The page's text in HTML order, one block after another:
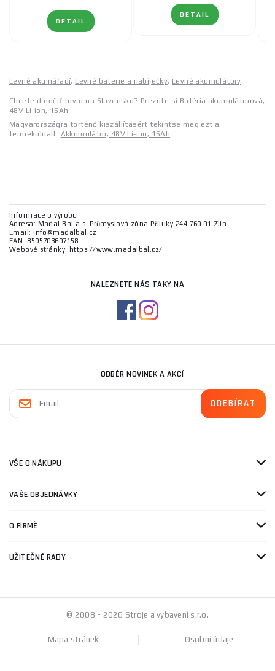
DETAIL
DETAIL
Levné aku nářadí, Levné baterie a nabíječky, Levné akumulátory
Chcete doručiť tovar na Slovensko? Prezrite si Batéria akumulátorová,
48V Li-ion, 15Ah
Magyarországra történő kiszállításért tekintse meg ezt a
termékoldalt: Akkumulátor, 48V Li-ion, 15Ah
Informace o výrobci
Adresa: Madal Bal a.s. Průmyslová zóna Příluky 244 760 01 Zlín
Email: info@madalbal.cz
EAN: 8595703607158
Webové stránky: https://www.madalbal.cz/
NALEZNETE NÁS TAKY NA
ODBĚR NOVINEK A AKCÍ
VŠE O NÁKUPU
VAŠE OBJEDNÁVKY
O FIRMĚ
UŽITEČNÉ RADY
© 2008 - 2026 Stroje a vybavení s.r.o.
Mapa stránek Osobní údaje